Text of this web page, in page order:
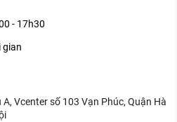
- 17h30
gian
Vcenter số 103 Vạn Phúc, Quận Hà